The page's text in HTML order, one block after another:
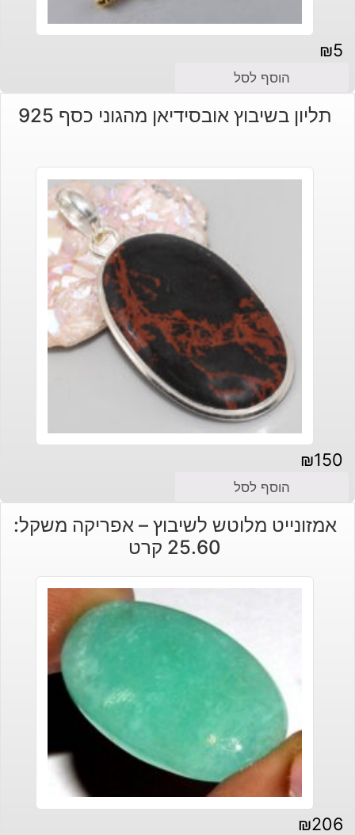
₪5
הוסף לסל
תליון בשיבוץ אובסידיאן מהגוני כסף 925
₪150
הוסף לסל
אמזונייט מלוטש לשיבוץ – אפריקה משקל:
25.60 קרט
₪206